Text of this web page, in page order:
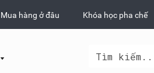
Mua hàng ở đâu Khóa học pha chế